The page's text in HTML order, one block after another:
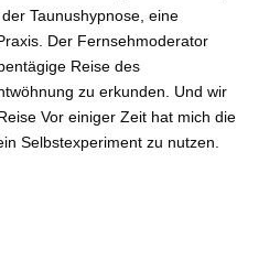
Taunushypnose, eine
Der Fernsehmoderator
Reise des
zu erkunden. Und wir
Vor einiger Zeit hat mich die
Selbstexperiment zu nutzen.